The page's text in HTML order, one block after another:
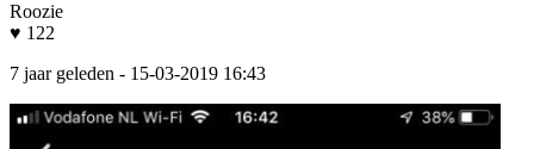
Roozie
♥ 122
7 jaar geleden - 15-03-2019 16:43